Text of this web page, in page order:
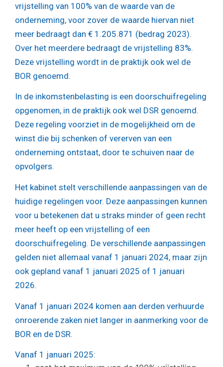
vrijstelling van 100% van de waarde van de
onderneming, voor zover de waarde hiervan niet
meer bedraagt dan € 1.205.871 (bedrag 2023).
Over het meerdere bedraagt de vrijstelling 83%.
Deze vrijstelling wordt in de praktijk ook wel de
BOR genoemd.
In de inkomstenbelasting is een doorschuifregeling
opgenomen, in de praktijk ook wel DSR genoemd.
Deze regeling voorziet in de mogelijkheid om de
winst die bij schenken of vererven van een
onderneming ontstaat, door te schuiven naar de
opvolgers.
Het kabinet stelt verschillende aanpassingen van de
huidige regelingen voor. Deze aanpassingen kunnen
voor u betekenen dat u straks minder of geen recht
meer heeft op een vrijstelling of een
doorschuifregeling. De verschillende aanpassingen
gelden niet allemaal vanaf 1 januari 2024, maar zijn
ook gepland vanaf 1 januari 2025 of 1 januari
2026.
Vanaf 1 januari 2024 komen aan derden verhuurde
onroerende zaken niet langer in aanmerking voor de
BOR en de DSR.
Vanaf 1 januari 2025: